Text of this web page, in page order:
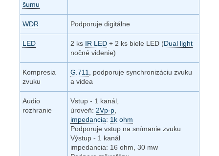
šumu
WDR Podporuje digitálne
LED 2 ks IR LED + 2 ks biele LED (Dual light
nočné videnie)
Kompresia
zvuku
G.711
, podporuje synchronizáciu zvuku
a videa
Audio
rozhranie
Vstup - 1 kanál,
úroveň: 2Vp-p
impedancia: 1k ohm
Podporuje vstup na snímanie zvuku
Výstup - 1 kanál
impedancia: 16 ohm, 30 mw